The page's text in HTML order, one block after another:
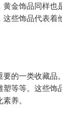
金饰品同样也
些饰品代表着
的一类收藏品
等等。这些饰
养。